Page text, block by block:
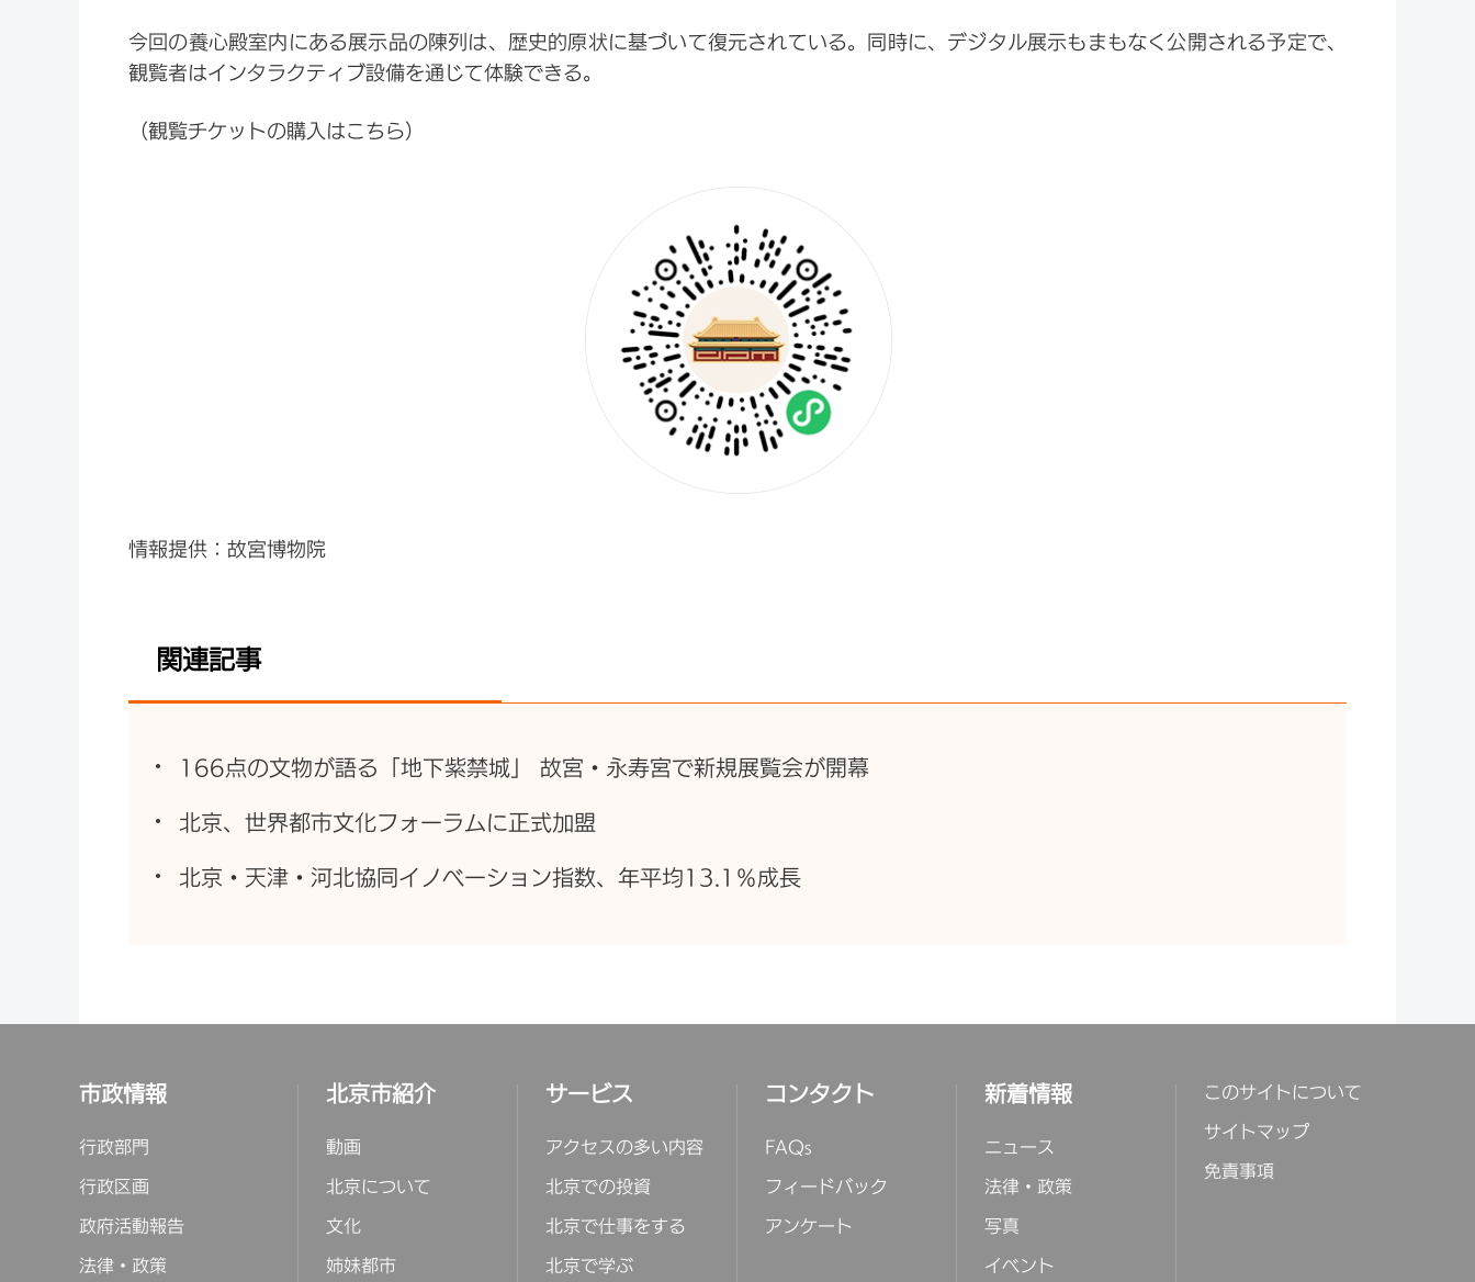
今回の養心殿室内にある展示品の陳列は、歴史的原状に基づいて復元されている。同時に、デジタル展示もまもなく公開される予定で、
観覧者はインタラクティブ設備を通じて体験できる。
（観覧チケットの購入はこちら）
情報提供：故宮博物院
関連記事
166点の文物が語る「地下紫禁城」 故宮・永寿宮で新規展覧会が開幕
北京、世界都市文化フォーラムに正式加盟
北京・天津・河北協同イノベーション指数、年平均13.1％成長
市政情報
行政部門
行政区画
政府活動報告
法律・政策
北京市紹介
動画
北京について
文化
姉妹都市
サービス
アクセスの多い内容
北京での投資
北京で仕事をする
北京で学ぶ
コンタクト
FAQs
フィードバック
アンケート
新着情報
ニュース
法律・政策
写真
イベント
このサイトについて
サイトマップ
免責事項